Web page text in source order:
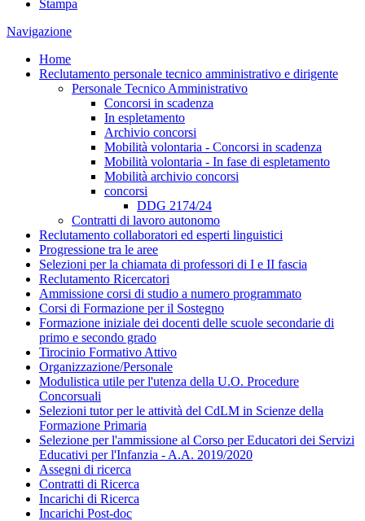
Stampa
Navigazione
Home
Reclutamento personale tecnico amministrativo e dirigente
Personale Tecnico Amministrativo
Concorsi in scadenza
In espletamento
Archivio concorsi
Mobilità volontaria - Concorsi in scadenza
Mobilità volontaria - In fase di espletamento
Mobilità archivio concorsi
concorsi
DDG 2174/24
Contratti di lavoro autonomo
Reclutamento collaboratori ed esperti linguistici
Progressione tra le aree
Selezioni per la chiamata di professori di I e II fascia
Reclutamento Ricercatori
Ammissione corsi di studio a numero programmato
Corsi di Formazione per il Sostegno
Formazione iniziale dei docenti delle scuole secondarie di
primo e secondo grado
Tirocinio Formativo Attivo
Organizzazione/Personale
Modulistica utile per l'utenza della U.O. Procedure
Concorsuali
Selezioni tutor per le attività del CdLM in Scienze della
Formazione Primaria
Selezione per l'ammissione al Corso per Educatori dei Servizi
Educativi per l'Infanzia - A.A. 2019/2020
Assegni di ricerca
Contratti di Ricerca
Incarichi di Ricerca
Incarichi Post-doc